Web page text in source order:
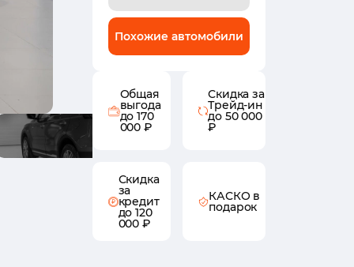
Похожие автомобили
Общая
выгода
до 170
000 ₽
Скидка за
Трейд-ин
до 50 000
₽
Скидка
за
кредит
до 120
000 ₽
КАСКО в
подарок